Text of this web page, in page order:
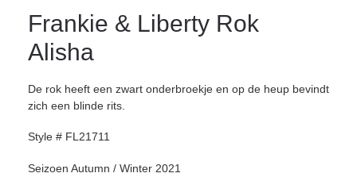
Frankie & Liberty Rok
Alisha
De rok heeft een zwart onderbroekje en op de heup bevindt
zich een blinde rits.
Style # FL21711
Seizoen Autumn / Winter 2021